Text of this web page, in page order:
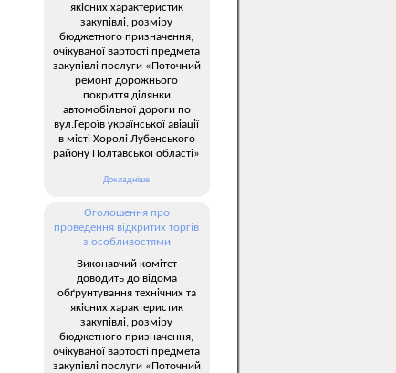
якісних характеристик
закупівлі, розміру
бюджетного призначення,
очікуваної вартості предмета
закупівлі послуги «Поточний
ремонт дорожнього
покриття ділянки
автомобільної дороги по
вул.Героїв української авіації
в місті Хоролі Лубенського
району Полтавської області»
Докладніше
Оголошення про
проведення відкритих торгів
з особливостями
Виконавчий комітет
доводить до відома
обґрунтування технічних та
якісних характеристик
закупівлі, розміру
бюджетного призначення,
очікуваної вартості предмета
закупівлі послуги «Поточний